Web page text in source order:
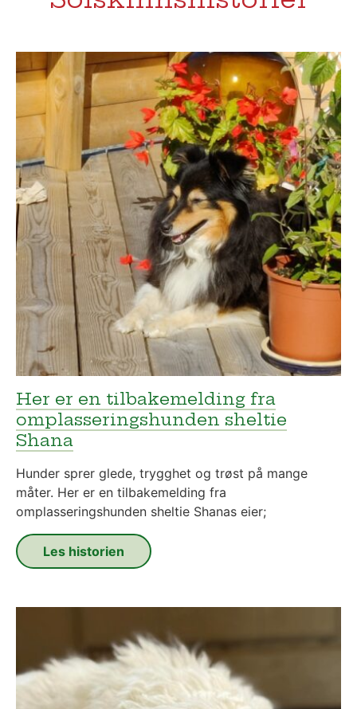
Her er en tilbakemelding fra
omplasseringshunden sheltie
Shana
Hunder sprer glede, trygghet og trøst på mange
måter. Her er en tilbakemelding fra
omplasseringshunden sheltie Shanas eier;
Les historien